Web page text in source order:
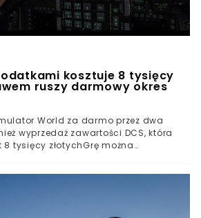
kosztuje 8 tysięcy
ruszy darmowy okres
World za darmo przez dwa
wyprzedaż zawartości DCS, która
tysięcy złotychGrę można